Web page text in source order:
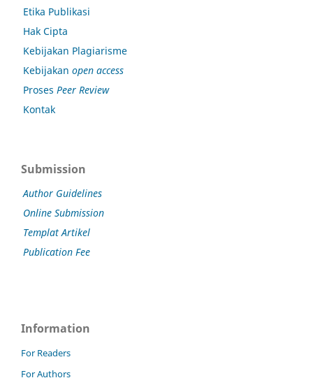
Etika Publikasi
Hak Cipta
Kebijakan Plagiarisme
Kebijakan open access
Proses Peer Review
Kontak
Submission
Author Guidelines
Online Submission
Templat Artikel
Publication Fee
Information
For Readers
For Authors